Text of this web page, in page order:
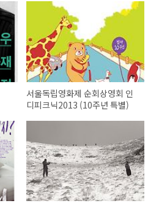
서울독립영화제 순회상영회 인
디피크닉2013 (10주년 특별)